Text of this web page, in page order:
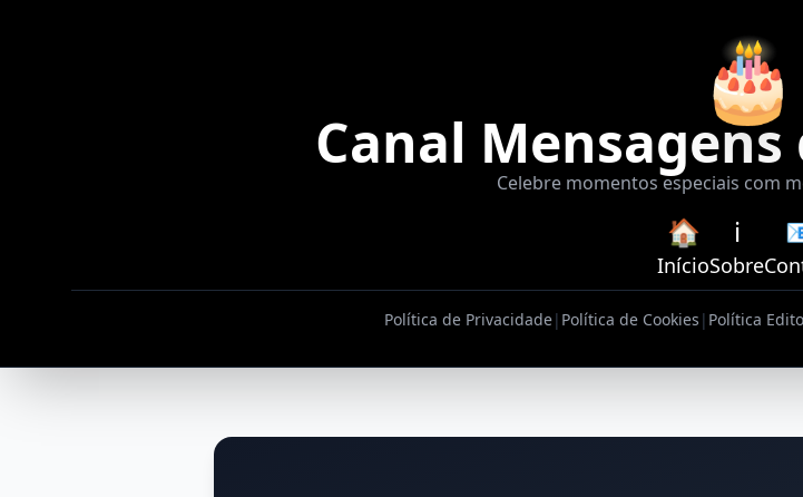
🎂
Canal
Celebre momentos especiais com
🏠
Início
ℹ️
Sobre
Política de Privacidade| Política de Cookies | Política